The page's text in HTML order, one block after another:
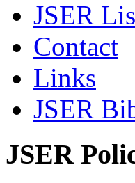
JSER
Contact
Links
JSER
JSER